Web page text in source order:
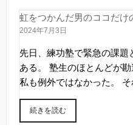
虹をつかんだ男のココだけ
2024年7月3日
先日、練功塾で緊急の課
ある。 塾生のほとんどが
私も例外ではなかった。
続きを読む